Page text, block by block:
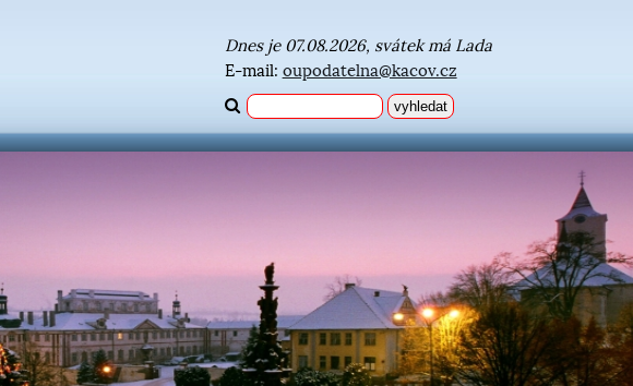
Dnes je 07.08.2026, svátek má Lada
E-mail: oupodatelna@kacov.cz